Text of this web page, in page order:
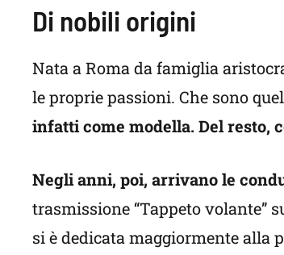
Di nobili origini
Nata a Roma da famiglia
le proprie passioni. Che sono
infatti come modella. Del resto,
Negli anni, poi, arrivano le
trasmissione “Tappeto volante”
si è dedicata maggiormente alla